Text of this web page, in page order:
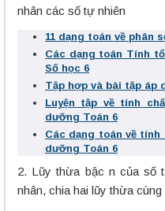
nhân các số tự nhiên
11 dạng toán về phân
Các dạng toán Tính
Số học 6
Tập hợp và bài tập áp
Luyện tập về tính
dưỡng Toán 6
Các dạng toán về
dưỡng Toán 6
2. Lũy thừa bậc n của số
nhân, chia hai lũy thừa